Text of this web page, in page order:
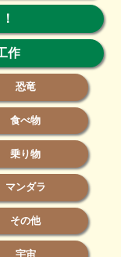
作
恐竜
食べ物
乗り物
マンダラ
その他
宇宙